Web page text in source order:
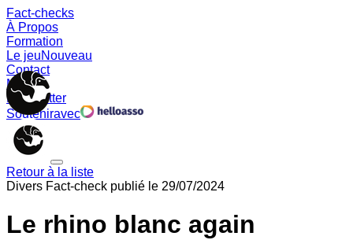
Fact-checks
À Propos
Formation
Le jeuNouveau
Contact
Memes
Newsletter
Souteniravec
Retour à la liste
Divers Fact-check publié le 29/07/2024
Le rhino blanc again